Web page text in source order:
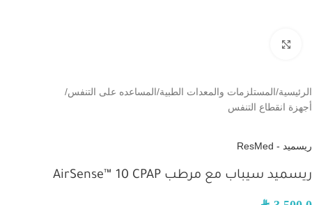
الرئيسية/المستلزمات والمعدات الطبية/المساعده على التنفس/
أجهزة انقطاع التنفس
ريسميد - ResMed
ريسميد سيباب مع مرطب AirSense™ 10 CPAP